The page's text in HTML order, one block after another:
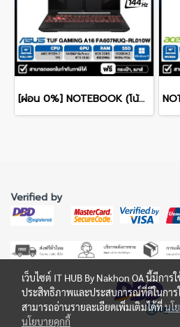
[ผ่อน 0%] NOTEBOOK (โน้ตบุ๊ค) ASUS TUF GAMING A16 FA607NUQ-RL010W - 16" WUXGA 144Hz/RYZEN 7 170/RAM 8GB/SSD 512GB/RTX 4050/WINDOWS 11+MS OFFICE รับประกันศูนย์ไทย 2ปี
Verified by
เว็บไซต์ IT HUB By Nakhon OA นี้มีการ
ประสิทธิภาพและประสบการณ์ที่ดีในการ
สามารถอ่านรายละเอียดเพิ่มเติมได้ที่นโ
นโยบายคุกกี้